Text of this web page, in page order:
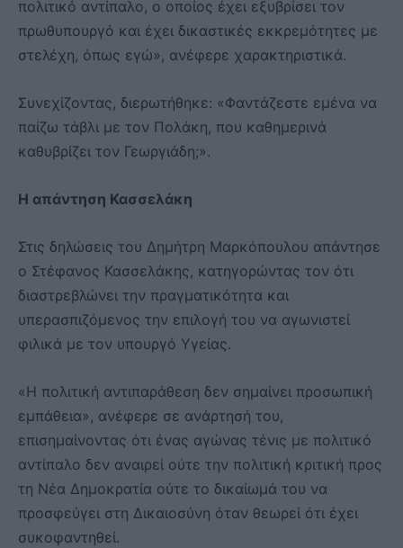
πολιτικό αντίπαλο, ο οποίος έχει εξυβρίσει τον
πρωθυπουργό και έχει δικαστικές εκκρεμότητες με
στελέχη, όπως εγώ», ανέφερε χαρακτηριστικά.
Συνεχίζοντας, διερωτήθηκε: «Φαντάζεστε εμένα να
παίζω τάβλι με τον Πολάκη, που καθημερινά
καθυβρίζει τον Γεωργιάδη;».
Η απάντηση Κασσελάκη
Στις δηλώσεις του Δημήτρη Μαρκόπουλου απάντησε
ο Στέφανος Κασσελάκης, κατηγορώντας τον ότι
διαστρεβλώνει την πραγματικότητα και
υπερασπιζόμενος την επιλογή του να αγωνιστεί
φιλικά με τον υπουργό Υγείας.
«Η πολιτική αντιπαράθεση δεν σημαίνει προσωπική
εμπάθεια», ανέφερε σε ανάρτησή του,
επισημαίνοντας ότι ένας αγώνας τένις με πολιτικό
αντίπαλο δεν αναιρεί ούτε την πολιτική κριτική προς
τη Νέα Δημοκρατία ούτε το δικαίωμά του να
προσφεύγει στη Δικαιοσύνη όταν θεωρεί ότι έχει
συκοφαντηθεί.